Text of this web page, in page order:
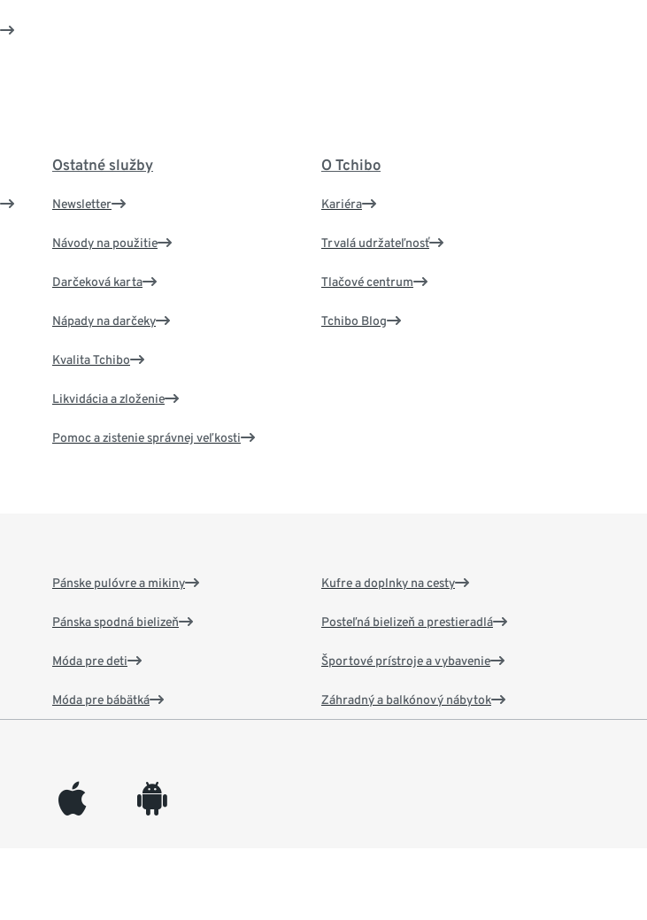
Ostatné služby
Newsletter
Návody na použitie
Darčeková karta
Nápady na darčeky
Kvalita Tchibo
Likvidácia a zloženie
Pomoc a zistenie správnej veľkosti
O Tchibo
Kariéra
Trvalá udržateľnosť
Tlačové centrum
Tchibo Blog
Pánske pulóvre a mikiny
Pánska spodná bielizeň
Móda pre deti
Móda pre bábätká
Kufre a doplnky na cesty
Posteľná bielizeň a prestieradlá
Športové prístroje a vybavenie
Záhradný a balkónový nábytok
appleinc android